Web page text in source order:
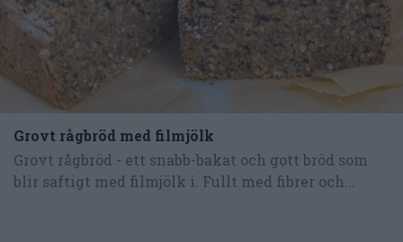
Grovt rågbröd med filmjölk
Grovt rågbröd - ett snabb-bakat och gott bröd som
blir saftigt med filmjölk i. Fullt med fibrer och...